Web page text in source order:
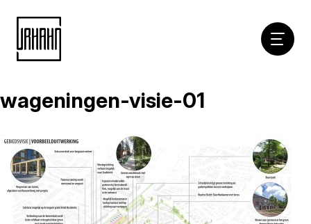
Naar
inhoud
wageningen-visie-01